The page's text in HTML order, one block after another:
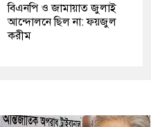
বিএনপি ও জামায়াত জুলাই
আন্দোলনে ছিল না: ফয়জুল
করীম